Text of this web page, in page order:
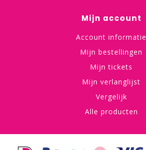
Mijn account
Account informatie
Mijn bestellingen
Mijn tickets
Mijn verlanglijst
Vergelijk
Alle producten